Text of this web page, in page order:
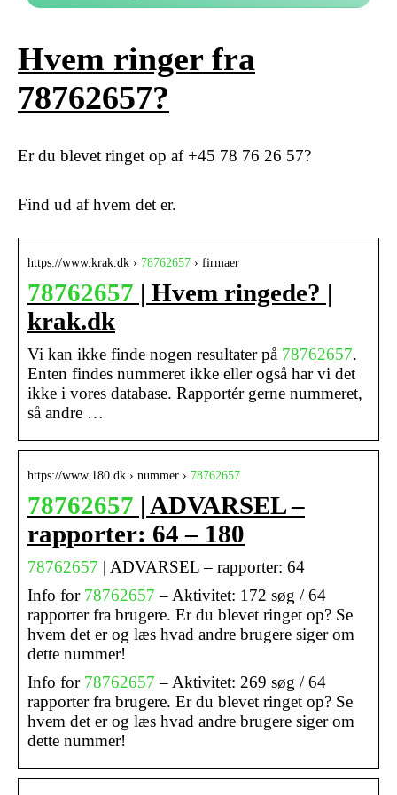
Hvem ringer fra
78762657?
Er du blevet ringet op af +45 78 76 26 57?
Find ud af hvem det er.
https://www.krak.dk › 78762657 › firmaer
78762657 | Hvem ringede? |
krak.dk
Vi kan ikke finde nogen resultater på 78762657.
Enten findes nummeret ikke eller også har vi det
ikke i vores database. Rapportér gerne nummeret,
så andre …
https://www.180.dk › nummer › 78762657
78762657 | ADVARSEL –
rapporter: 64 – 180
78762657 | ADVARSEL – rapporter: 64
Info for 78762657 – Aktivitet: 172 søg / 64
rapporter fra brugere. Er du blevet ringet op? Se
hvem det er og læs hvad andre brugere siger om
dette nummer!
Info for 78762657 – Aktivitet: 269 søg / 64
rapporter fra brugere. Er du blevet ringet op? Se
hvem det er og læs hvad andre brugere siger om
dette nummer!